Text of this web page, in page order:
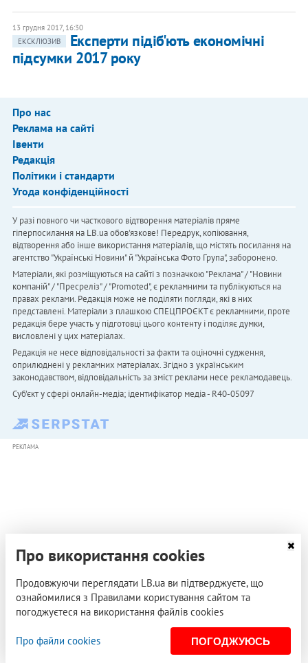
13 грудня 2017, 16:30
ЕКСКЛЮЗИВ
Експерти підіб'ють економічні
підсумки 2017 року
Про нас
Реклама на сайті
Івенти
Редакція
Політики і стандарти
Угода конфіденційності
У разі повного чи часткового відтворення матеріалів пряме
гіперпосилання на LB.ua обов'язкове! Передрук, копіювання,
відтворення або інше використання матеріалів, що містять посилання на
агентство "Українськi Новини" й "Українська Фото Група", заборонено.
Матеріали, які розміщуються на сайті з позначкою "Реклама" / "Новини
компаній" / "Пресреліз" / "Promoted", є рекламними та публікуються на
правах реклами. Редакція може не поділяти погляди, які в них
представлені. Матеріали з плашкою СПЕЦПРОЄКТ є рекламними, проте
редакція бере участь у підготовці цього контенту і поділяє думки,
висловлені у цих матеріалах.
Редакція не несе відповідальності за факти та оціночні судження,
оприлюднені у рекламних матеріалах. Згідно з українським
законодавством, відповідальність за зміст реклами несе рекламодавець.
Cуб'єкт у сфері онлайн-медіа; ідентифікатор медіа - R40-05097
РЕКЛАМА
Про використання cookies
Продовжуючи переглядати LB.ua ви підтверджуєте, що
ознайомилися з Правилами користування сайтом та
погоджуєтеся на використання файлів cookies
Про файли cookies ПОГОДЖУЮСЬ